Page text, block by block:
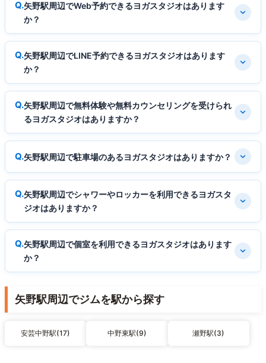
矢野駅周辺でWeb予約できるヨガスタジオはあります
か？
矢野駅周辺でLINE予約できるヨガスタジオはあります
か？
矢野駅周辺で無料体験や無料カウンセリングを受けられ
るヨガスタジオはありますか？
矢野駅周辺で駐車場のあるヨガスタジオはありますか？
矢野駅周辺でシャワーやロッカーを利用できるヨガスタ
ジオはありますか？
矢野駅周辺で個室を利用できるヨガスタジオはあります
か？
矢野駅周辺でジムを駅から探す
安芸中野駅(17) 中野東駅(9) 瀬野駅(3)